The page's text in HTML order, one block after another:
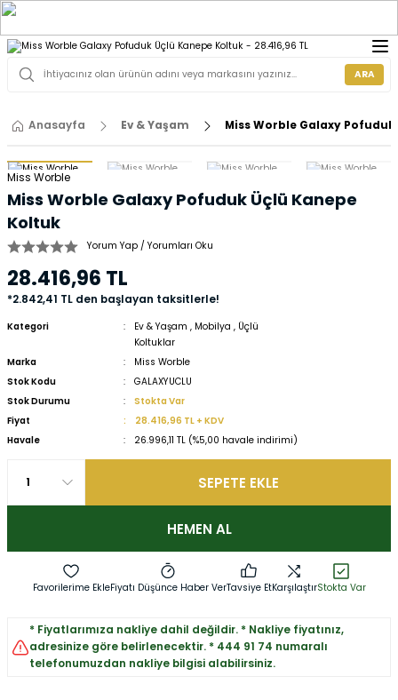
ARA
Anasayfa Ev & Yaşam Miss Worble Galaxy
Miss Worble
Miss Worble Galaxy Pofuduk Üçlü Kanepe
Koltuk
Yorum Yap / Yorumları Oku
28.416,96 TL
*2.842,41 TL den başlayan taksitlerle!
Kategori Ev & Yaşam , Mobilya , Üçlü
Koltuklar
Marka
Miss Worble
Stok Kodu
GALAXYUCLU
Stok Durumu
Stokta Var
Fiyat
28.416,96 TL + KDV
Havale
26.996,11 TL (%5,00 havale indirimi)
SEPETE EKLE
HEMEN AL
Fiyatı Düşünce Haber VerTavsiye EtKarşılaştırStokta Var
* Fiyatlarımıza nakliye dahil değildir. * Nakliye fiyatınız,
adresinize göre belirlenecektir. * 444 91 74 numaralı
telefonumuzdan nakliye bilgisi alabilirsiniz.